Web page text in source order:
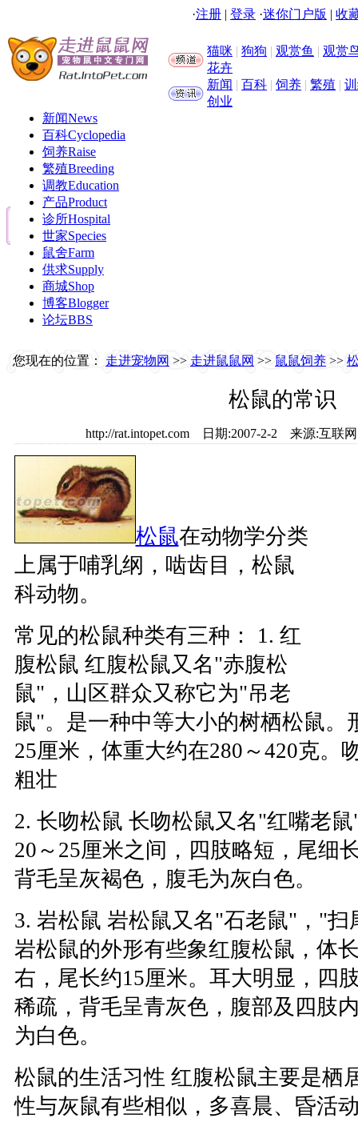
·注册 | 登录 ·迷你门户版 | 收
猫咪 | 狗狗 | 观赏鱼 | 观赏
花卉
新闻 | 百科 | 饲养 | 繁殖 |
创业
新闻News
百科Cyclopedia
饲养Raise
繁殖Breeding
调教Education
产品Product
诊所Hospital
世家Species
鼠舍Farm
供求Supply
商城Shop
博客Blogger
论坛BBS
您现在的位置： 走进宠物网 >> 走进鼠鼠网 >> 鼠鼠饲养 >>
松鼠的常识
http://rat.intopet.com 日期:2007-2-2 来源:互
松鼠在动物学分类
上属于哺乳纲，啮齿目，松鼠
科动物。
常见的松鼠种类有三种： 1. 红
腹松鼠 红腹松鼠又名"赤腹松
鼠"，山区群众又称它为"吊老
鼠"。是一种中等大小的树栖松鼠。
25厘米，体重大约在280～420克。
粗壮
2. 长吻松鼠 长吻松鼠又名"红嘴老
20～25厘米之间，四肢略短，尾细
背毛呈灰褐色，腹毛为灰白色。
3. 岩松鼠 岩松鼠又名"石老鼠"，"扫
岩松鼠的外形有些象红腹松鼠，体
右，尾长约15厘米。耳大明显，四
稀疏，背毛呈青灰色，腹部及四肢
为白色。
松鼠的生活习性 红腹松鼠主要是栖
性与灰鼠有些相似，多喜晨、昏活